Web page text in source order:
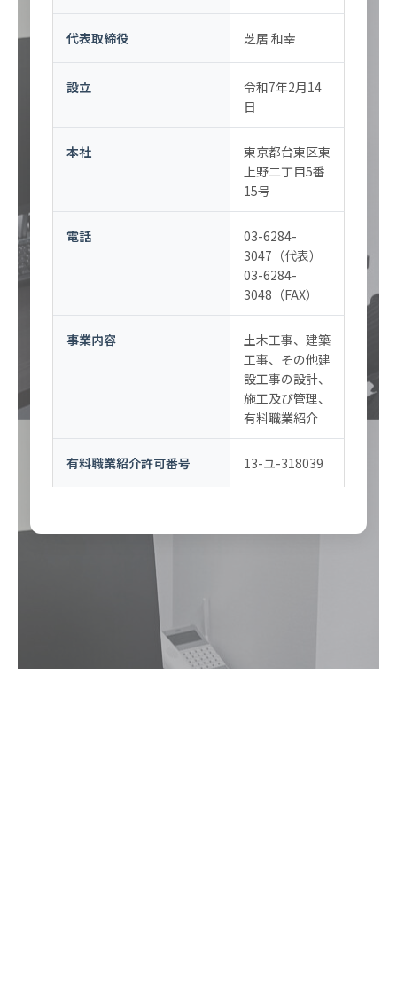
代表取締役 芝居 和幸
設立
令和7年2月14
日
本社
東京都台東区東
上野二丁目5番
15号
電話
03-6284-
3047（代表）
03-6284-
3048（FAX）
事業内容
土木工事、建築
工事、その他建
設工事の設計、
施工及び管理、
有料職業紹介
有料職業紹介許可番号 13-ユ-318039